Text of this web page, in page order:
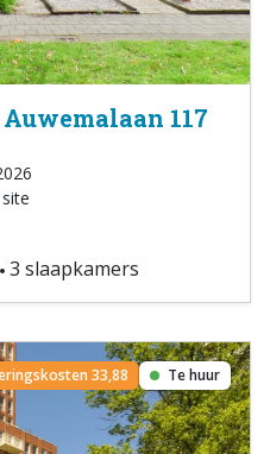
117
3 slaapkamers
33,88 Te huur